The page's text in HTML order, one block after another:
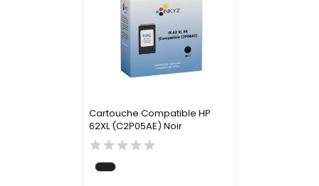
Cartouche Compatible HP
62XL (C2P05AE) Noir